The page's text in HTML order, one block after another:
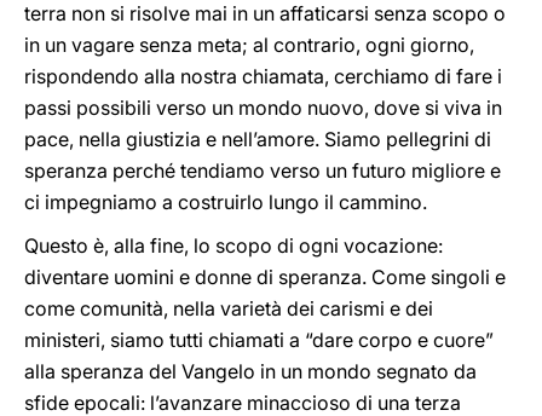
terra non si risolve mai in un affaticarsi senza scopo o
in un vagare senza meta; al contrario, ogni giorno,
rispondendo alla nostra chiamata, cerchiamo di fare i
passi possibili verso un mondo nuovo, dove si viva in
pace, nella giustizia e nell’amore. Siamo pellegrini di
speranza perché tendiamo verso un futuro migliore e
ci impegniamo a costruirlo lungo il cammino.
Questo è, alla fine, lo scopo di ogni vocazione:
diventare uomini e donne di speranza. Come singoli e
come comunità, nella varietà dei carismi e dei
ministeri, siamo tutti chiamati a “dare corpo e cuore”
alla speranza del Vangelo in un mondo segnato da
sfide epocali: l’avanzare minaccioso di una terza